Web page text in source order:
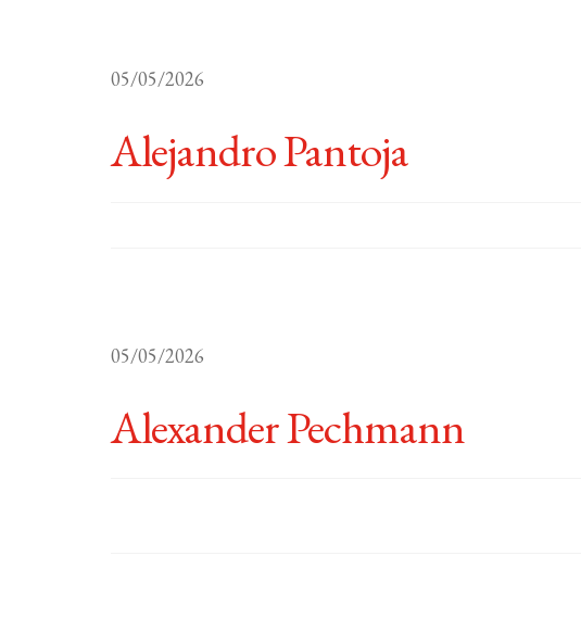
05/05/2026
Alejandro Pantoja
05/05/2026
Alexander Pechmann